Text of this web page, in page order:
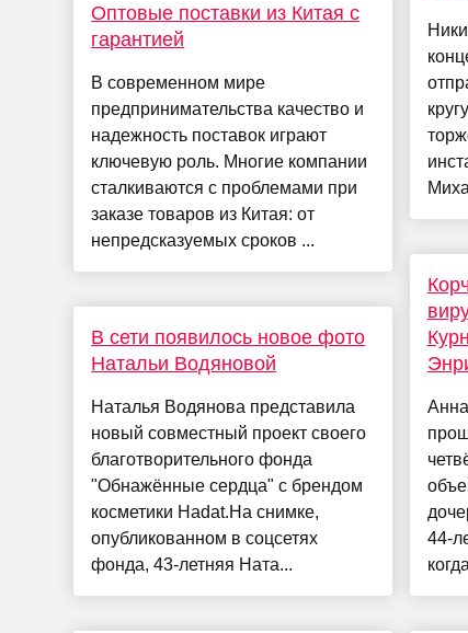
Оптовые поставки из Китая с
гарантией
В современном мире
предпринимательства качество и
надежность поставок играют
ключевую роль. Многие компании
сталкиваются с проблемами при
заказе товаров из Китая: от
непредсказуемых сроков ...
В сети появилось новое фото
Натальи Водяновой
Наталья Водянова представила
новый совместный проект своего
благотворительного фонда
"Обнажённые сердца" с брендом
косметики Hadat.На снимке,
опубликованном в соцсетях
фонда, 43-летняя Ната...
44-